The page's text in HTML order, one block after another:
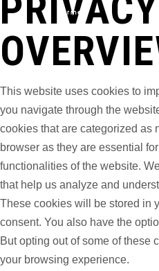
Fermer
This website uses cookies to
you navigate through the
cookies that are categorized as
browser as they are essential
functionalities of the website.
that help us analyze and
These cookies will be stored in
consent. You also have the
But opting out of some of these
your browsing experience.